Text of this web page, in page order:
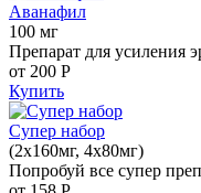
Аванафил
100 мг
Препарат для усиления
от 200 Р
Купить
Супер набор
(2х160мг, 4х80мг)
Попробуй все супер